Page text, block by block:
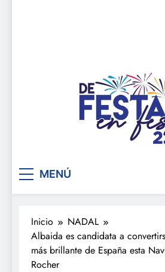
De festa
MENÚ
Inicio
NADAL
Albaida es candidata a
más brillante de España esta
Rocher